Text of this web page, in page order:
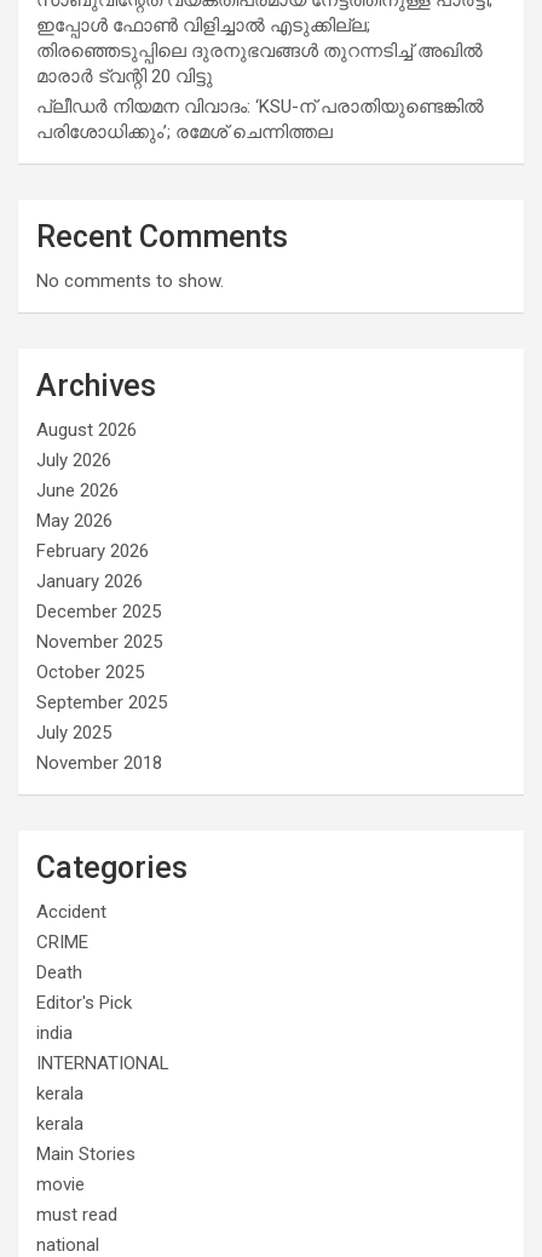
ഇപ്പോള്‍ ഫോണ്‍ വിളിച്ചാല്‍ എടുക്കില്ല;
തിരഞ്ഞെടുപ്പിലെ ദുരനുഭവങ്ങള്‍ തുറന്നടിച്ച് അഖില്‍
മാരാര്‍ ട്വന്റി 20 വിട്ടു
പ്ലീഡർ നിയമന വിവാദം: ‘KSU-ന് പരാതിയുണ്ടെങ്കിൽ
പരിശോധിക്കും’; രമേശ് ചെന്നിത്തല
Recent Comments
No comments to show.
Archives
August 2026
July 2026
June 2026
May 2026
February 2026
January 2026
December 2025
November 2025
October 2025
September 2025
July 2025
November 2018
Categories
Accident
CRIME
Death
Editor's Pick
india
INTERNATIONAL
kerala
kerala
Main Stories
movie
must read
national